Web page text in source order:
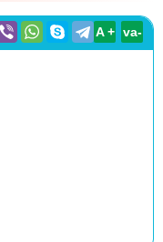
A + va-